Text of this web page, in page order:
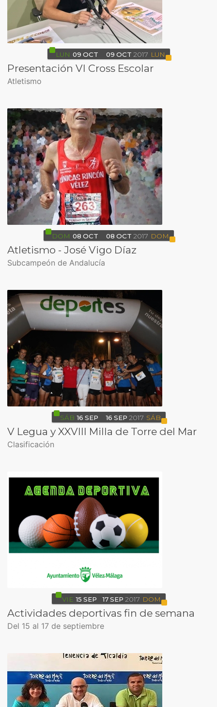
LUN 09 OCT 09 OCT 2017 LUN
Presentación VI Cross Escolar
Atletismo
DOM 08 OCT 08 OCT 2017 DOM
Atletismo - José Vigo Díaz
Subcampeón de Andalucía
SÁB 16 SEP 16 SEP 2017 SÁB
V Legua y XXVIII Milla de Torre del Mar
Clasificación
VIE 15 SEP 17 SEP 2017 DOM
Actividades deportivas fin de semana
Del 15 al 17 de septiembre